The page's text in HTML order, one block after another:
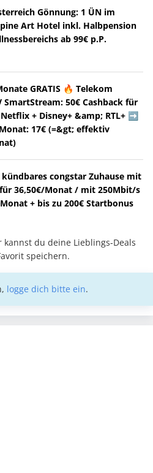
Gönnung: 1 ÜN im
Art Hotel inkl. Halbpension
ab 99€ p.P.
GRATIS 🔥 Telekom
SmartStream: 50€ Cashback für
Netflix + Disney+ &amp; RTL+ ➡️
17€ (=&gt; effektiv
congstar Zuhause mit
36,50€/Monat / mit 250Mbit/s
+ bis zu 200€ Startbonus
du deine Lieblings-Deals
speichern.
logge dich bitte ein.